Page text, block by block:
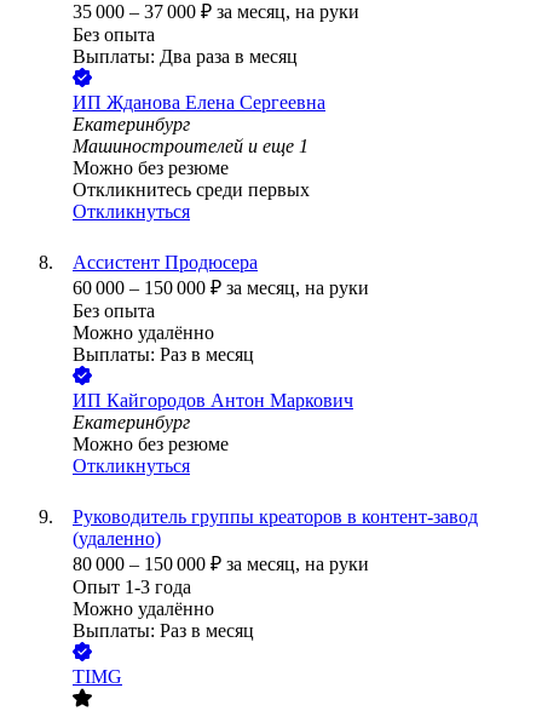
35 000 – 37 000 ₽ за месяц, на руки
Без опыта
Выплаты: Два раза в месяц
ИП Жданова Елена Сергеевна
Екатеринбург
Машиностроителей и еще 1
Можно без резюме
Откликнитесь среди первых
Откликнуться
Ассистент Продюсера
60 000 – 150 000 ₽ за месяц, на руки
Без опыта
Можно удалённо
Выплаты: Раз в месяц
ИП Кайгородов Антон Маркович
Екатеринбург
Можно без резюме
Откликнуться
Руководитель группы креаторов в контент-завод
(удаленно)
80 000 – 150 000 ₽ за месяц, на руки
Опыт 1-3 года
Можно удалённо
Выплаты: Раз в месяц
TIMG